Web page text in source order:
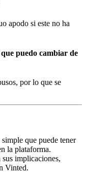
apodo si este no ha
puedo cambiar de
por lo que se
que puede tener
la plataforma.
sus implicaciones,
Vinted.